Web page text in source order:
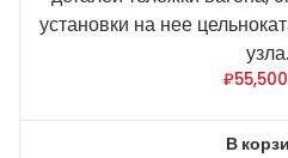
установки на нее
узла.
₽
В